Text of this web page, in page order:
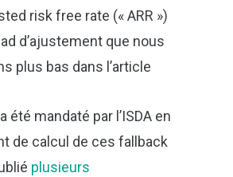
risk free rate (« ARR »)
d’ajustement que nous
plus bas dans l’article
été mandaté par l’ISDA en
de calcul de ces fallback
plusieurs